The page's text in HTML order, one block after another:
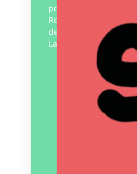
pourquoi pas ? Après
Rouquemoute publie
deuxième volet du
Ladyboy propose une…
Éditeur :Éditions
Rouquemoute
Paru le05/09/